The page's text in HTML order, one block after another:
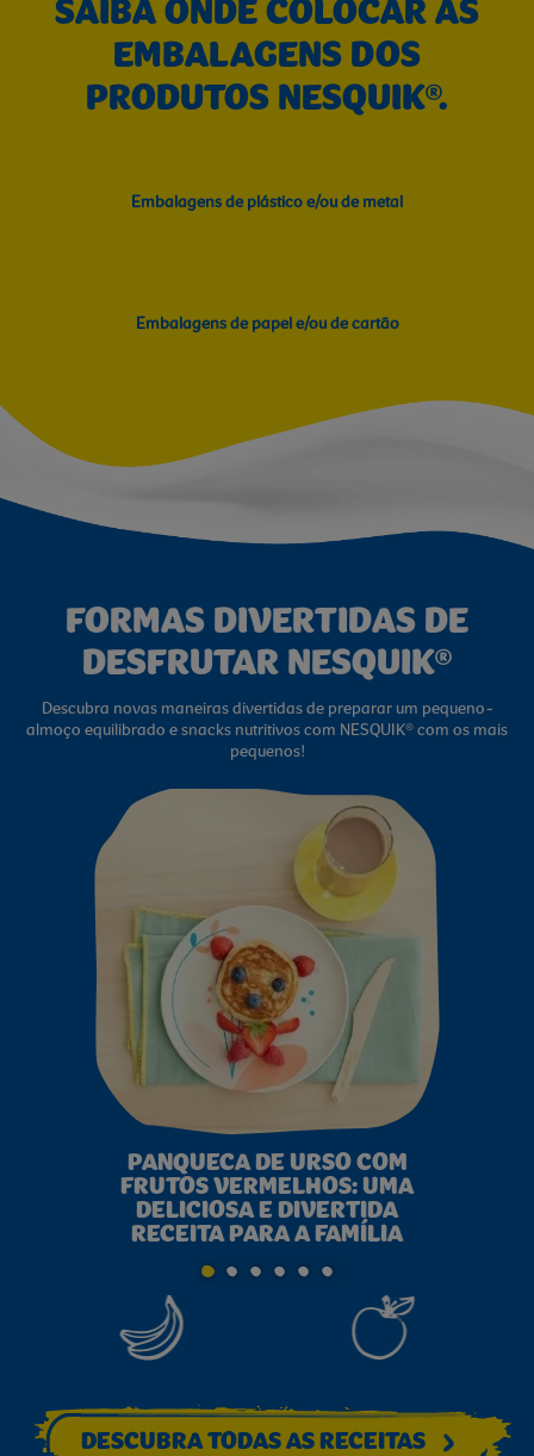
SAIBA ONDE COLOCAR AS
EMBALAGENS DOS
PRODUTOS NESQUIK®.
Embalagens de​ plástico e/ou​ de metal
Embalagens de​ papel e/ou​ de cartão
FORMAS DIVERTIDAS DE
DESFRUTAR NESQUIK®
Descubra novas maneiras divertidas de preparar um pequeno-
almoço equilibrado e snacks nutritivos com NESQUIK® com os mais
pequenos!
PANQUECA DE URSO COM
FRUTOS VERMELHOS: UMA
DELICIOSA E DIVERTIDA
RECEITA PARA A FAMÍLIA
DESCUBRA TODAS AS RECEITAS